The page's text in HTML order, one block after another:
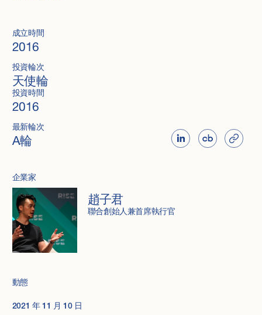
成立時間
2016
投資輪次
天使輪
投資時間
2016
最新輪次
A輪
企業家
趙子君
聯合創始人兼首席執行官
動態
2021 年 11 月 10 日